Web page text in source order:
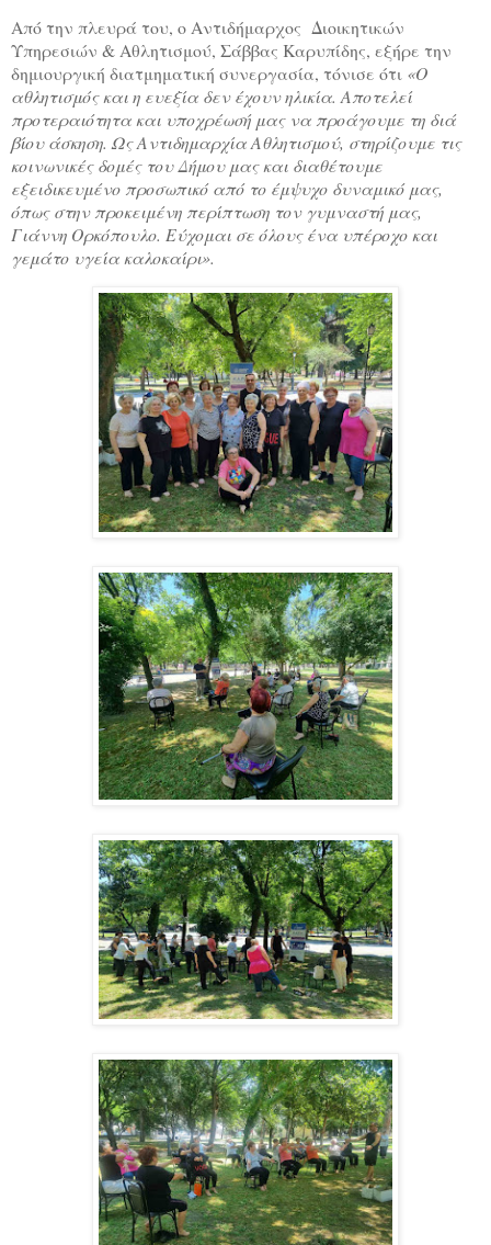
Από την πλευρά του, ο Αντιδήμαρχος Διοικητικών
Υπηρεσιών & Αθλητισμού, Σάββας Καρυπίδης, εξήρε την
δημιουργική διατμηματική συνεργασία, τόνισε ότι «Ο
αθλητισμός και η ευεξία δεν έχουν ηλικία. Αποτελεί
προτεραιότητα και υποχρέωσή μας να προάγουμε τη διά
βίου άσκηση. Ως Αντιδημαρχία Αθλητισμού, στηρίζουμε τις
κοινωνικές δομές του Δήμου μας και διαθέτουμε
εξειδικευμένο προσωπικό από το έμψυχο δυναμικό μας,
όπως στην προκειμένη περίπτωση τον γυμναστή μας,
Γιάννη Ορκόπουλο. Εύχομαι σε όλους ένα υπέροχο και
γεμάτο υγεία καλοκαίρι».